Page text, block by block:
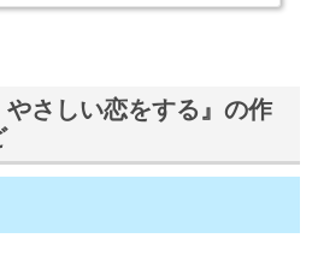
さしい恋をする』の作